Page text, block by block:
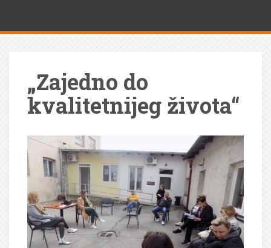
„Zajedno do
kvalitetnijeg života“